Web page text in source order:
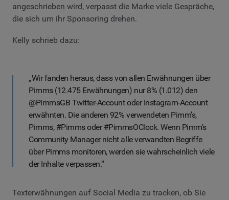
angeschrieben wird, verpasst die Marke viele Gespräche,
die sich um ihr Sponsoring drehen.
Kelly schrieb dazu:
„Wir fanden heraus, dass von allen Erwähnungen über
Pimms (12.475 Erwähnungen) nur 8% (1.012) den
@PimmsGB Twitter-Account oder Instagram-Account
erwähnten. Die anderen 92% verwendeten Pimm’s,
Pimms, #Pimms oder #PimmsOClock. Wenn Pimm’s
Community Manager nicht alle verwandten Begriffe
über Pimms monitoren, werden sie wahrscheinlich viele
der Inhalte verpassen.“
Texterwähnungen auf Social Media zu tracken, ob Sie